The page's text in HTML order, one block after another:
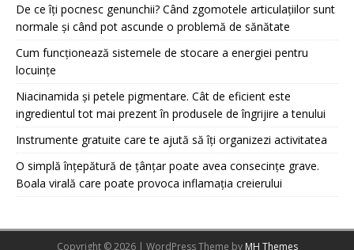
De ce îți pocnesc genunchii? Când zgomotele articulațiilor sunt
normale și când pot ascunde o problemă de sănătate
Cum funcționează sistemele de stocare a energiei pentru
locuințe
Niacinamida și petele pigmentare. Cât de eficient este
ingredientul tot mai prezent în produsele de îngrijire a tenului
Instrumente gratuite care te ajută să îți organizezi activitatea
O simplă înțepătură de țânțar poate avea consecințe grave.
Boala virală care poate provoca inflamația creierului
Copyright © 2026 | WordPress Theme by MH Themes